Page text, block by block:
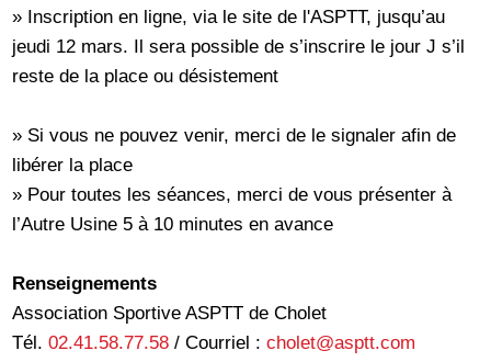
» Inscription en ligne, via le site de l'ASPTT, jusqu’au
jeudi 12 mars. Il sera possible de s’inscrire le jour J s’il
reste de la place ou désistement
» Si vous ne pouvez venir, merci de le signaler afin de
libérer la place
» Pour toutes les séances, merci de vous présenter à
l’Autre Usine 5 à 10 minutes en avance
Renseignements
Association Sportive ASPTT de Cholet
Tél.02.41.58.77.58 / Courriel :cholet@asptt.com